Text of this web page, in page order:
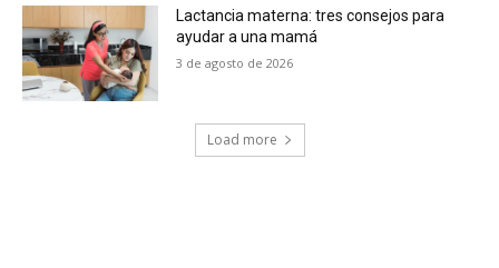
Lactancia materna: tres consejos para
ayudar a una mamá
3 de agosto de 2026
Load more